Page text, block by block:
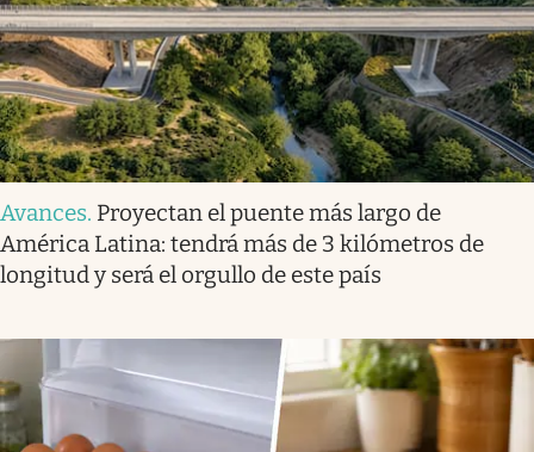
Avances. Proyectan el puente más largo de
América Latina: tendrá más de 3 kilómetros de
longitud y será el orgullo de este país